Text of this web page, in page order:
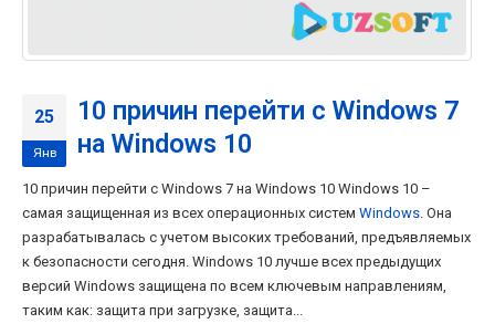
25
Янв
10 причин перейти с Windows 7
на Windows 10
10 причин перейти с Windows 7 на Windows 10 Windows 10 –
самая защищенная из всех операционных систем Windows . Она
разрабатывалась с учетом высоких требований, предъявляемых
к безопасности сегодня. Windows 10 лучше всех предыдущих
версий Windows защищена по всем ключевым направлениям,
таким как: защита при загрузке, защита...